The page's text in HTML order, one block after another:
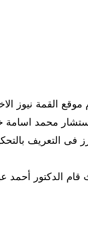
موقع القمة نيوز
محمد اسامة
فى التعريف
قام الدكتور أحمد